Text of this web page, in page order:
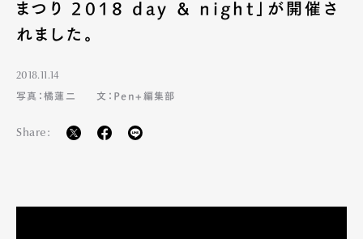
まつり 2018 day & night」が開催さ
れました。
2018.11.14
写真：橘蓮二
文：Pen+編集部
Share: